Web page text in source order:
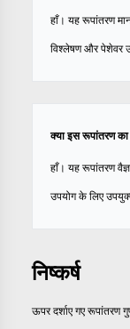
हाँ। यह रूपांतरण
विश्लेषण और पेशेवर
क्या इस रूपांतरण
हाँ। यह रूपांतरण
उपयोग के लिए
निष्कर्ष
ऊपर दर्शाए गए रूपांतरण